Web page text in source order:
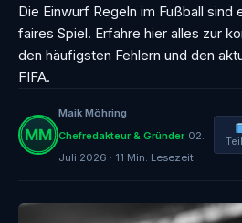
Die Einwurf Regeln im Fußball sind
faires Spiel. Erfahre hier alles zur
den häufigsten Fehlern und den
FIFA.
Maik Möhring
Chefredakteur & Gründer 02.
Juli 2026 · 11 Min. Lesezeit